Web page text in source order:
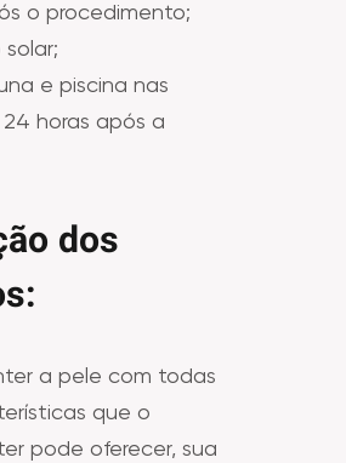
o procedimento;
solar;
e piscina nas
24 horas após a
dos
a pele com todas
que o
pode oferecer, sua